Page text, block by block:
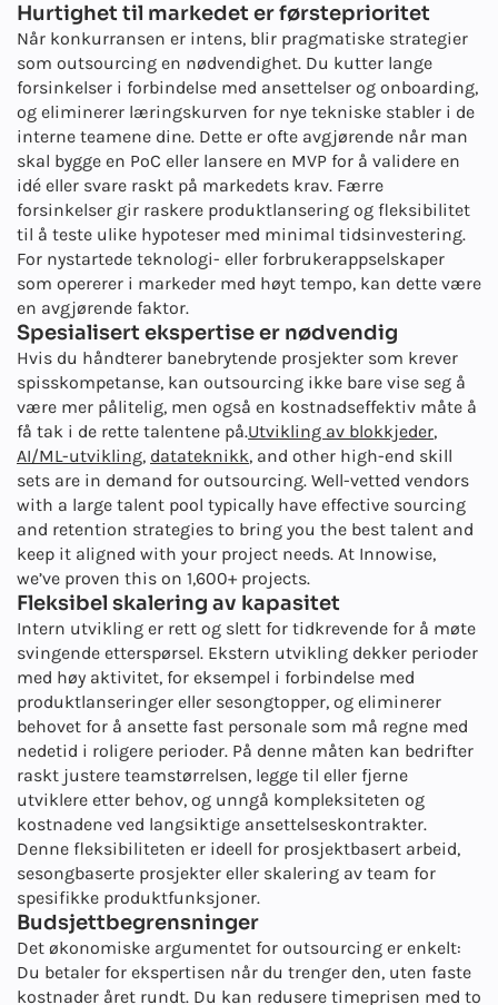
Hurtighet til markedet er førsteprioritet
Når konkurransen er intens, blir pragmatiske strategier
som outsourcing en nødvendighet. Du kutter lange
forsinkelser i forbindelse med ansettelser og onboarding,
og eliminerer læringskurven for nye tekniske stabler i de
interne teamene dine. Dette er ofte avgjørende når man
skal bygge en PoC eller lansere en MVP for å validere en
idé eller svare raskt på markedets krav. Færre
forsinkelser gir raskere produktlansering og fleksibilitet
til å teste ulike hypoteser med minimal tidsinvestering.
For nystartede teknologi- eller forbrukerappselskaper
som opererer i markeder med høyt tempo, kan dette være
en avgjørende faktor.
Spesialisert ekspertise er nødvendig
Hvis du håndterer banebrytende prosjekter som krever
spisskompetanse, kan outsourcing ikke bare vise seg å
være mer pålitelig, men også en kostnadseffektiv måte å
få tak i de rette talentene på.Utvikling av blokkjeder,
AI/ML-utvikling, datateknikk, and other high-end skill
sets are in demand for outsourcing. Well-vetted vendors
with a large talent pool typically have effective sourcing
and retention strategies to bring you the best talent and
keep it aligned with your project needs. At Innowise,
we’ve proven this on 1,600+ projects.
Fleksibel skalering av kapasitet
Intern utvikling er rett og slett for tidkrevende for å møte
svingende etterspørsel. Ekstern utvikling dekker perioder
med høy aktivitet, for eksempel i forbindelse med
produktlanseringer eller sesongtopper, og eliminerer
behovet for å ansette fast personale som må regne med
nedetid i roligere perioder. På denne måten kan bedrifter
raskt justere teamstørrelsen, legge til eller fjerne
utviklere etter behov, og unngå kompleksiteten og
kostnadene ved langsiktige ansettelseskontrakter.
Denne fleksibiliteten er ideell for prosjektbasert arbeid,
sesongbaserte prosjekter eller skalering av team for
spesifikke produktfunksjoner.
Budsjettbegrensninger
Det økonomiske argumentet for outsourcing er enkelt:
Du betaler for ekspertisen når du trenger den, uten faste
kostnader året rundt. Du kan redusere timeprisen med to